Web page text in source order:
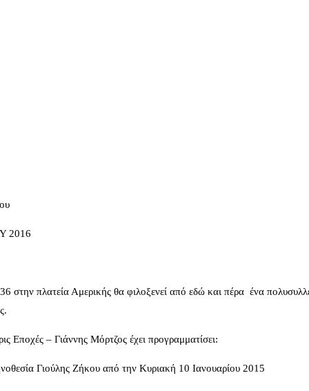
2016
στην πλατεία Αμερικής θα φιλοξενεί από εδώ και πέρα ένα
Εποχές – Γιάννης Μόρτζος έχει προγραμματίσει:
Γιούλης Ζήκου από την Κυριακή 10 Ιανουαρίου 2015